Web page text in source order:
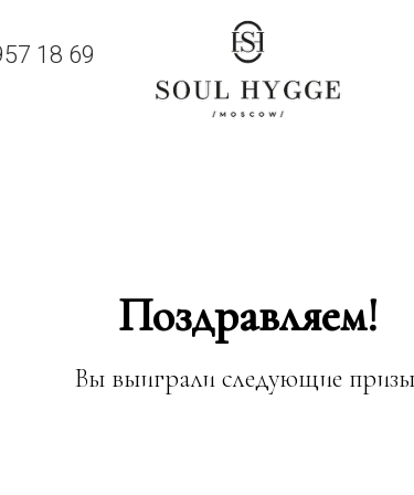
18 69
Поздравляем!
Вы выиграли следующие